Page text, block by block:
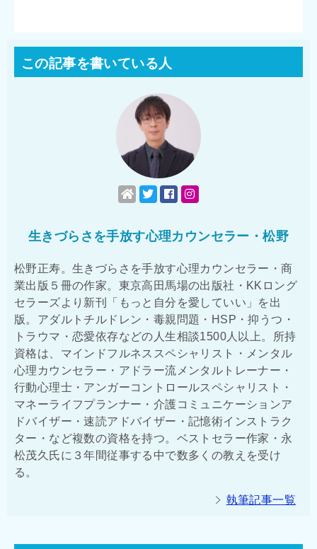
この記事を書いている人
生きづらさを手放す心理カウンセラー・松野
松野正寿。生きづらさを手放す心理カウンセラー・商
業出版５冊の作家。東京高田馬場の出版社・KKロング
セラーズより新刊「もっと自分を愛していい」を出
版。アダルトチルドレン・毒親問題・HSP・抑うつ・
トラウマ・恋愛依存などの人生相談1500人以上。所持
資格は、マインドフルネススペシャリスト・メンタル
心理カウンセラー・アドラー流メンタルトレーナー・
行動心理士・アンガーコントロールスペシャリスト・
マネーライフプランナー・介護コミュニケーションア
ドバイザー・速読アドバイザー・記憶術インストラク
ター・など複数の資格を持つ。ベストセラー作家・永
松茂久氏に３年間従事する中で数多くの教えを受け
る。
執筆記事一覧